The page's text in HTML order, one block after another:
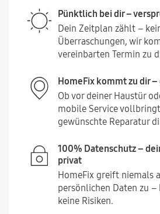
Pünktlich bei dir –
Dein Zeitplan zählt –
Überraschungen, wir
vereinbarten Termin zu
HomeFix kommt zu dir
Ob vor deiner Haustür
mobile Service
gewünschte Reparatur
100% Datenschutz –
privat
HomeFix greift niemals
persönlichen Daten zu –
keine Risiken.